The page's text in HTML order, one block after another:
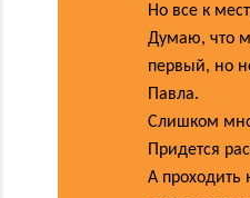
Но все к
Думаю, что
первый, но
Павла.
Слишком
Придется
А проходить